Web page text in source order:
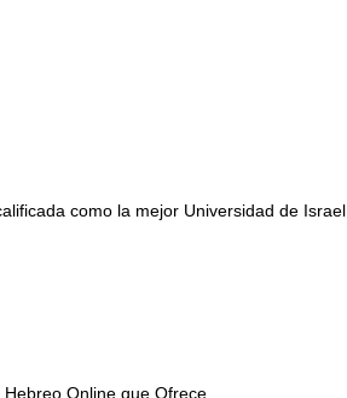
como la mejor Universidad de Israel.
Online que Ofrece